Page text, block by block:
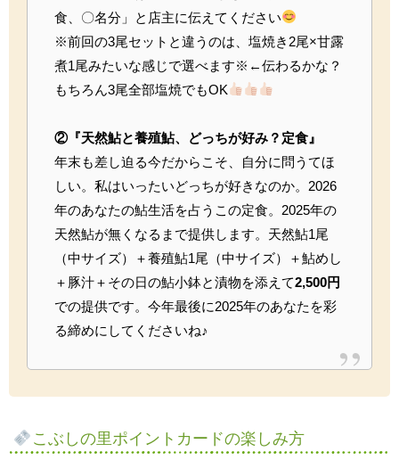
食、〇名分」と店主に伝えてください
※前回の3尾セットと違うのは、塩焼き2尾×甘露
煮1尾みたいな感じで選べます※←伝わるかな？
もちろん3尾全部塩焼でもOK
②『天然鮎と養殖鮎、どっちが好み？定食』
年末も差し迫る今だからこそ、自分に問うてほ
しい。私はいったいどっちが好きなのか。2026
年のあなたの鮎生活を占うこの定食。2025年の
天然鮎が無くなるまで提供します。天然鮎1尾
（中サイズ）＋養殖鮎1尾（中サイズ）＋鮎めし
＋豚汁＋その日の鮎小鉢と漬物を添えて2,500円
での提供です。今年最後に2025年のあなたを彩
る締めにしてくださいね♪
こぶしの里ポイントカードの楽しみ方